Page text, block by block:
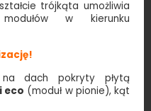
trójkąta umożliwia
w kierunku
na dach pokryty płytą
eco (moduł w pionie), kąt